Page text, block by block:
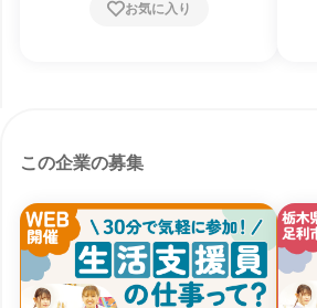
お気に入り
この企業の募集